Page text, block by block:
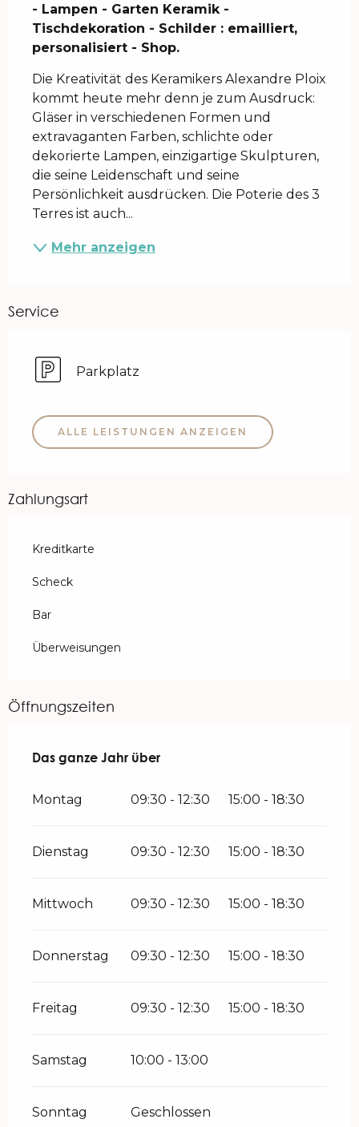
- Lampen - Garten Keramik -
Tischdekoration - Schilder : emailliert,
personalisiert - Shop.
Die Kreativität des Keramikers Alexandre Ploix
kommt heute mehr denn je zum Ausdruck:
Gläser in verschiedenen Formen und
extravaganten Farben, schlichte oder
dekorierte Lampen, einzigartige Skulpturen,
die seine Leidenschaft und seine
Persönlichkeit ausdrücken. Die Poterie des 3
Terres ist auch...
Mehr anzeigen
Service
Parkplatz
ALLE LEISTUNGEN ANZEIGEN
Zahlungsart
Kreditkarte
Scheck
Bar
Überweisungen
Öffnungszeiten
Das ganze Jahr über
Das ganze Jahr über
Montag 09:30 - 12:30 15:00 - 18:30
Dienstag 09:30 - 12:30 15:00 - 18:30
Mittwoch 09:30 - 12:30 15:00 - 18:30
Donnerstag 09:30 - 12:30 15:00 - 18:30
Freitag 09:30 - 12:30 15:00 - 18:30
Samstag 10:00 - 13:00
Sonntag Geschlossen